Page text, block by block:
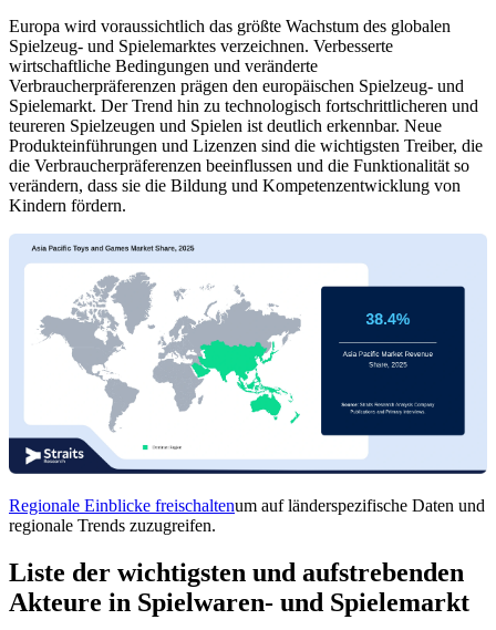
Europa wird voraussichtlich das größte Wachstum des globalen
Spielzeug- und Spielemarktes verzeichnen. Verbesserte
wirtschaftliche Bedingungen und veränderte
Verbraucherpräferenzen prägen den europäischen Spielzeug- und
Spielemarkt. Der Trend hin zu technologisch fortschrittlicheren und
teureren Spielzeugen und Spielen ist deutlich erkennbar. Neue
Produkteinführungen und Lizenzen sind die wichtigsten Treiber, die
die Verbraucherpräferenzen beeinflussen und die Funktionalität so
verändern, dass sie die Bildung und Kompetenzentwicklung von
Kindern fördern.
Regionale Einblicke freischaltenum auf länderspezifische Daten und
regionale Trends zuzugreifen.
Liste der wichtigsten und aufstrebenden
Akteure in Spielwaren- und Spielemarkt